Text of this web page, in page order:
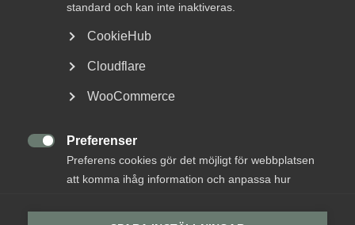
Sök på innovationsforetagen.se
Pressrum
In English
Kontakta oss
Kontakta arbetsgivarjouren
Sök kontakt
standard och kan inte inaktiveras.
CookieHub
Cloudflare
WooCommerce
Preferenser
Preferens cookies gör det möjligt för webbplatsen
att komma ihåg information och anpassa hur